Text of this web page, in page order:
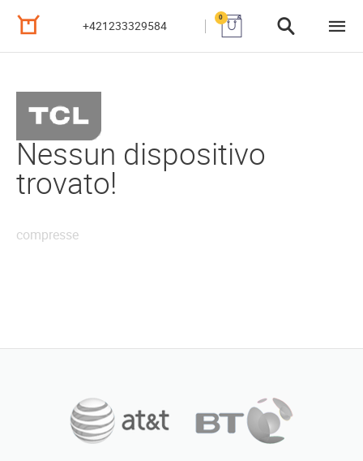
+421233329584
0
Nessun dispositivo
trovato!
compresse